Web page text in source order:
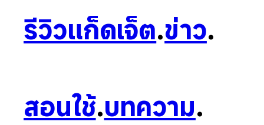
รีวิวแก็ดเจ็ต.ข่าว.
สอนใช้.บทความ.